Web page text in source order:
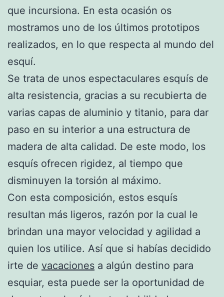
que incursiona. En esta ocasión os
mostramos uno de los últimos prototipos
realizados, en lo que respecta al mundo del
esquí.
Se trata de unos espectaculares esquís de
alta resistencia, gracias a su recubierta de
varias capas de aluminio y titanio, para dar
paso en su interior a una estructura de
madera de alta calidad. De este modo, los
esquís ofrecen rigidez, al tiempo que
disminuyen la torsión al máximo.
Con esta composición, estos esquís
resultan más ligeros, razón por la cual le
brindan una mayor velocidad y agilidad a
quien los utilice. Así que si habías decidido
irte de vacaciones a algún destino para
esquiar, esta puede ser la oportunidad de